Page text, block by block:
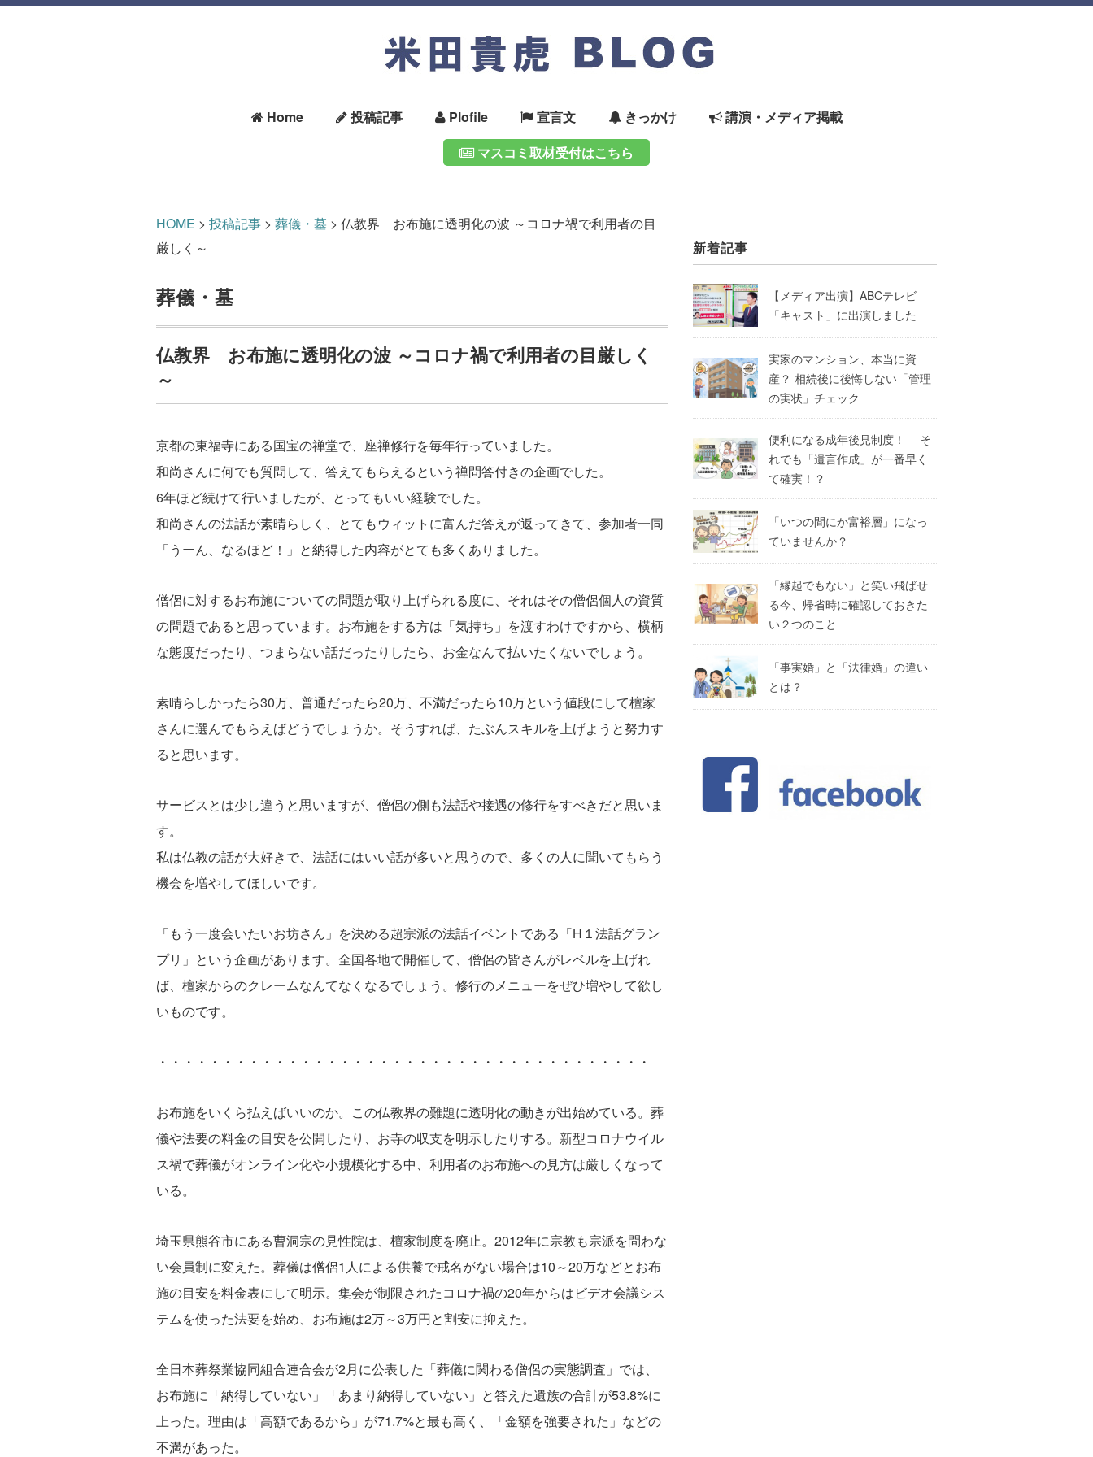
Home 投稿記事 Plofile 宣言文 きっかけ
講演・メディア掲載
マスコミ取材受付はこちら
HOME > 投稿記事 > 葬儀・墓 > 仏教界 お布施に透明化の波 ～コロナ禍で利用者の目
厳しく～
葬儀・墓
仏教界 お布施に透明化の波 ～コロナ禍で利用者の目厳しく
～
京都の東福寺にある国宝の禅堂で、座禅修行を毎年行っていました。
和尚さんに何でも質問して、答えてもらえるという禅問答付きの企画でした。
6年ほど続けて行いましたが、とってもいい経験でした。
和尚さんの法話が素晴らしく、とてもウィットに富んだ答えが返ってきて、参加者一同
「うーん、なるほど！」と納得した内容がとても多くありました。
僧侶に対するお布施についての問題が取り上げられる度に、それはその僧侶個人の資質
の問題であると思っています。お布施をする方は「気持ち」を渡すわけですから、横柄
な態度だったり、つまらない話だったりしたら、お金なんて払いたくないでしょう。
素晴らしかったら30万、普通だったら20万、不満だったら10万という値段にして檀家
さんに選んでもらえばどうでしょうか。そうすれば、たぶんスキルを上げようと努力す
ると思います。
サービスとは少し違うと思いますが、僧侶の側も法話や接遇の修行をすべきだと思いま
す。
私は仏教の話が大好きで、法話にはいい話が多いと思うので、多くの人に聞いてもらう
機会を増やしてほしいです。
「もう一度会いたいお坊さん」を決める超宗派の法話イベントである「H１法話グラン
プリ」という企画があります。全国各地で開催して、僧侶の皆さんがレベルを上げれ
ば、檀家からのクレームなんてなくなるでしょう。修行のメニューをぜひ増やして欲し
いものです。
・・・・・・・・・・・・・・・・・・・・・・・・・・・・・・・・・・・・・・
お布施をいくら払えばいいのか。この仏教界の難題に透明化の動きが出始めている。葬
儀や法要の料金の目安を公開したり、お寺の収支を明示したりする。新型コロナウイル
ス禍で葬儀がオンライン化や小規模化する中、利用者のお布施への見方は厳しくなって
いる。
埼玉県熊谷市にある曹洞宗の見性院は、檀家制度を廃止。2012年に宗教も宗派を問わな
い会員制に変えた。葬儀は僧侶1人による供養で戒名がない場合は10～20万などとお布
施の目安を料金表にして明示。集会が制限されたコロナ禍の20年からはビデオ会議シス
テムを使った法要を始め、お布施は2万～3万円と割安に抑えた。
全日本葬祭業協同組合連合会が2月に公表した「葬儀に関わる僧侶の実態調査」では、
お布施に「納得していない」「あまり納得していない」と答えた遺族の合計が53.8%に
上った。理由は「高額であるから」が71.7%と最も高く、「金額を強要された」などの
不満があった。
新着記事
【メディア出演】ABCテレビ
「キャスト」に出演しました
実家のマンション、本当に資
産？ 相続後に後悔しない「管理
の実状」チェック
便利になる成年後見制度！ そ
れでも「遺言作成」が一番早く
て確実！？
「いつの間にか富裕層」になっ
ていませんか？
「縁起でもない」と笑い飛ばせ
る今、帰省時に確認しておきた
い２つのこと
「事実婚」と「法律婚」の違い
とは？